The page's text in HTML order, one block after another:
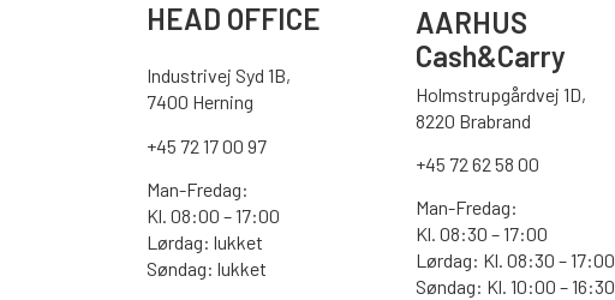
HEAD OFFICE
Industrivej Syd 1B,
7400 Herning
+45 72 17 00 97
Man-Fredag:
Kl. 08:00 – 17:00
Lørdag: lukket
Søndag: lukket
AARHUS
Cash&Carry
Holmstrupgårdvej 1D,
8220 Brabrand
+45 72 62 58 00
Man-Fredag:
Kl. 08:30 – 17:00
Lørdag: Kl. 08:30 – 17:00
Søndag: Kl. 10:00 – 16:30